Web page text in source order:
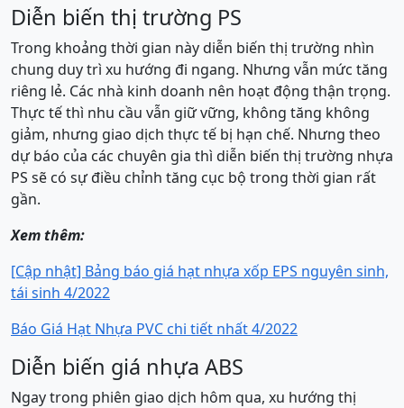
Diễn biến thị trường PS
Trong khoảng thời gian này diễn biến thị trường nhìn
chung duy trì xu hướng đi ngang. Nhưng vẫn mức tăng
riêng lẻ. Các nhà kinh doanh nên hoạt động thận trọng.
Thực tế thì nhu cầu vẫn giữ vững, không tăng không
giảm, nhưng giao dịch thực tế bị hạn chế. Nhưng theo
dự báo của các chuyên gia thì diễn biến thị trường nhựa
PS ​​sẽ có sự điều chỉnh tăng cục bộ trong thời gian rất
gần.
Xem thêm:
[Cập nhật] Bảng báo giá hạt nhựa xốp EPS nguyên sinh,
tái sinh 4/2022
Báo Giá Hạt Nhựa PVC chi tiết nhất 4/2022
Diễn biến giá nhựa ABS
Ngay trong phiên giao dịch hôm qua, xu hướng thị